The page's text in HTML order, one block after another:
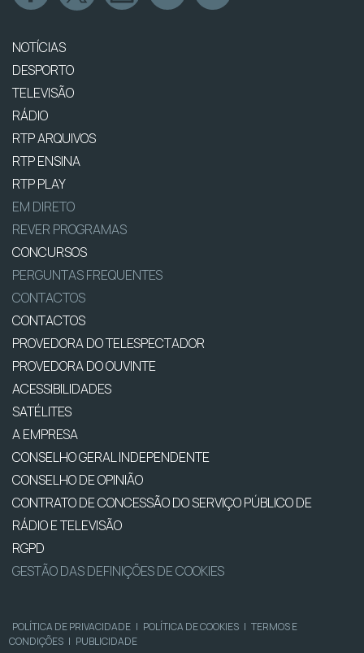
NOTÍCIAS
DESPORTO
TELEVISÃO
RÁDIO
RTP ARQUIVOS
RTP ENSINA
RTP PLAY
EM DIRETO
REVER PROGRAMAS
CONCURSOS
PERGUNTAS FREQUENTES
CONTACTOS
CONTACTOS
PROVEDORA DO TELESPECTADOR
PROVEDORA DO OUVINTE
ACESSIBILIDADES
SATÉLITES
A EMPRESA
CONSELHO GERAL INDEPENDENTE
CONSELHO DE OPINIÃO
CONTRATO DE CONCESSÃO DO SERVIÇO PÚBLICO DE
RÁDIO E TELEVISÃO
RGPD
GESTÃO DAS DEFINIÇÕES DE COOKIES
POLÍTICA DE PRIVACIDADE | POLÍTICA DE COOKIES | TERMOS E
CONDIÇÕES | PUBLICIDADE